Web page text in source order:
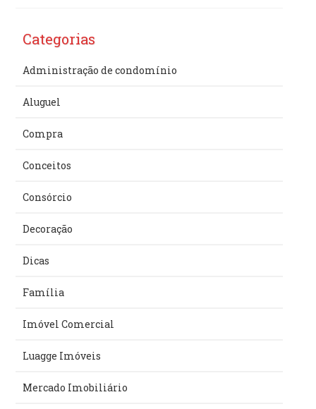
Categorias
Administração de condomínio
Aluguel
Compra
Conceitos
Consórcio
Decoração
Dicas
Família
Imóvel Comercial
Luagge Imóveis
Mercado Imobiliário